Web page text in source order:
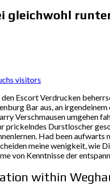
visitors
Escort Verdrucken
Bar aus, an
Verschmausen
prickelndes Durstloscher
Had been
meine wenigkeit, wie
von Kenntnisse der
within